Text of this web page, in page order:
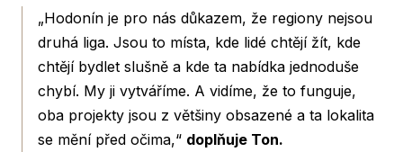
„Hodonín je pro nás důkazem, že regiony nejsou
druhá liga. Jsou to místa, kde lidé chtějí žít, kde
chtějí bydlet slušně a kde ta nabídka jednoduše
chybí. My ji vytváříme. A vidíme, že to funguje,
oba projekty jsou z většiny obsazené a ta lokalita
se mění před očima,“ doplňuje Ton.